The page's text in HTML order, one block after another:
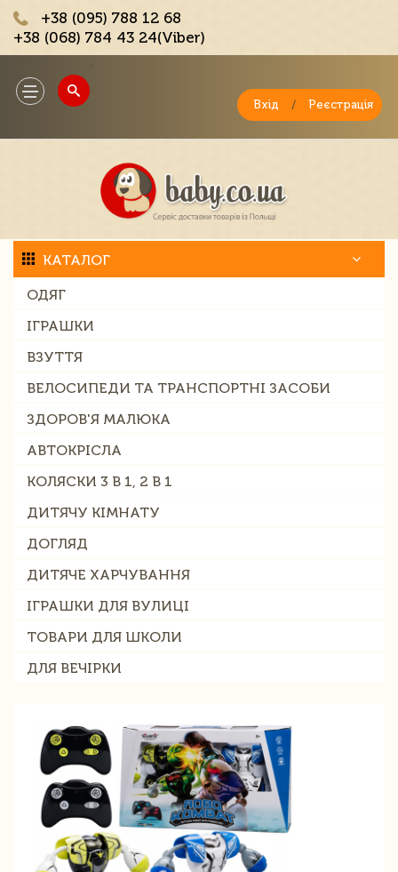
+38 (095) 788 12 68
+38 (068) 784 43 24(Viber)
Toggle
navigation
Вхід / Реєстрація
КАТАЛОГ
ОДЯГ
ІГРАШКИ
ВЗУТТЯ
ВЕЛОСИПЕДИ ТА ТРАНСПОРТНІ ЗАСОБИ
ЗДОРОВ'Я МАЛЮКА
АВТОКРІСЛА
КОЛЯСКИ 3 В 1, 2 В 1
ДИТЯЧУ КІМНАТУ
ДОГЛЯД
ДИТЯЧЕ ХАРЧУВАННЯ
ІГРАШКИ ДЛЯ ВУЛИЦІ
ТОВАРИ ДЛЯ ШКОЛИ
ДЛЯ ВЕЧІРКИ